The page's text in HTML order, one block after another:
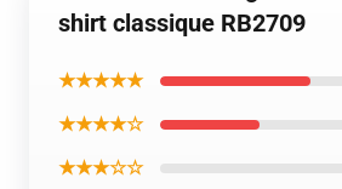
shirt classique RB2709
★★★★★
★★★★☆
★★★☆☆